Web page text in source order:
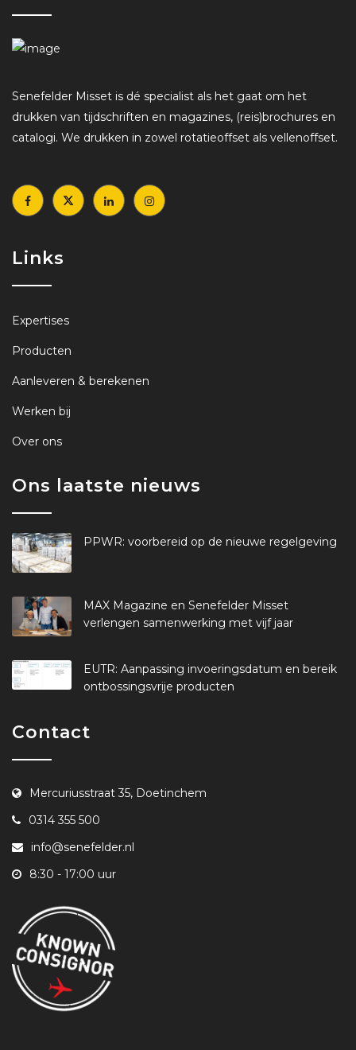
Senefelder Misset is dé specialist als het gaat om het
drukken van tijdschriften en magazines, (reis)brochures en
catalogi. We drukken in zowel rotatieoffset als vellenoffset.
Links
Expertises
Producten
Aanleveren & berekenen
Werken bij
Over ons
Ons laatste nieuws
PPWR: voorbereid op de nieuwe regelgeving
MAX Magazine en Senefelder Misset
verlengen samenwerking met vijf jaar
EUTR: Aanpassing invoeringsdatum en bereik
ontbossingsvrije producten
Contact
Mercuriusstraat 35, Doetinchem
0314 355 500
info@senefelder.nl
8:30 - 17:00 uur